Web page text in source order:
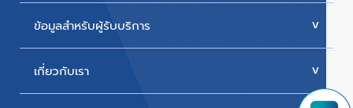
บริการของเรา
ข้อมูลสำหรับผู้รับบริการ
นัดหมายแพทย์
เกี่ยวกับเรา